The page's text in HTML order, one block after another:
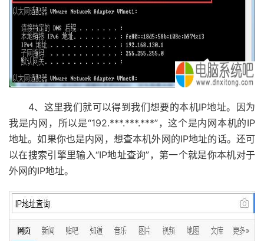
4、这里我们就可以得到我们想要的本机IP地址。因为
我是内网，所以是“192.***.***.***”，这个是内网本机的IP
地址。如果你也是内网，想查本机外网的IP地址的话。还可
以在搜索引擎里输入“IP地址查询”，第一个就是你本机对于
外网的IP地址。